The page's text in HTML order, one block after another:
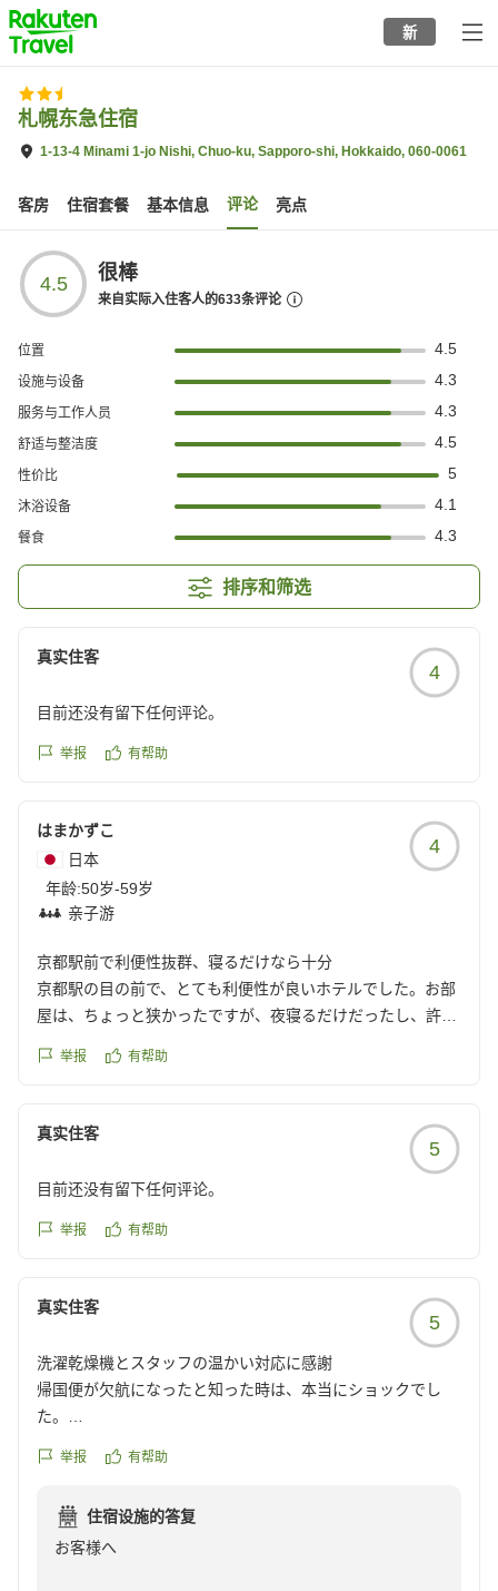
to
top
page
新
札幌东急住宿
1-13-4 Minami 1-jo Nishi, Chuo-ku, Sapporo-shi, Hokkaido, 060-0061
客房 住宿套餐 基本信息 评论 亮点
4.5 很棒
来自实际入住客人的633条评论
位置 4.5
设施与设备 4.3
服务与工作人员 4.3
舒适与整洁度 4.5
性价比 5
沐浴设备 4.1
餐食 4.3
排序和筛选
真实住客
4
目前还没有留下任何评论。
举报 有帮助
はまかずこ
日本
年龄:50岁-59岁
亲子游
4
京都駅前で利便性抜群、寝るだけなら十分
京都駅の目の前で、とても利便性が良いホテルでした。お部
屋は、ちょっと狭かったですが、夜寝るだけだったし、許容
クチコミの詳細はこちらから
reviewId=33123478641640
举报 有帮助
真实住客
5
目前还没有留下任何评论。
举报 有帮助
真实住客
5
洗濯乾燥機とスタッフの温かい対応に感謝
帰国便が欠航になったと知った時は、本当にショックでし
た。
たところ、「東急ステイ札幌」に空室があり、価格も手頃だ
以前、東急ステイ京都四条河原町に宿泊した際も家族に大好
举报 有帮助
住宿设施的答复
お客様へ